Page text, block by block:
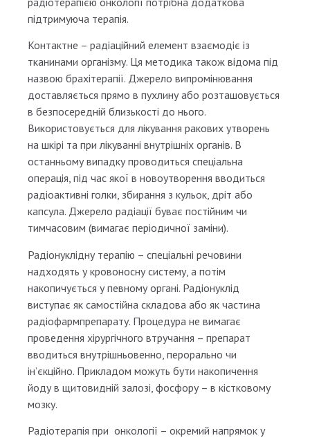
підтримуюча терапія.
Контактне – радіаційний елемент взаємодіє із
тканинами організму. Ця методика також відома під
назвою брахітерапії. Джерело випромінювання
доставляється прямо в пухлину або розташовується
в безпосередній близькості до нього.
Використовується для лікування ракових утворень
на шкірі та при лікуванні внутрішніх органів. В
останньому випадку проводиться спеціальна
операція, під час якої в новоутворення вводиться
радіоактивні голки, збирання з кульок, дріт або
капсула. Джерело радіації буває постійним чи
тимчасовим (вимагає періодичної заміни).
Радіонуклідну терапію – спеціальні речовини
надходять у кровоносну систему, а потім
накопичується у певному органі. Радіонуклід
виступає як самостійна складова або як частина
радіофармпрепарату. Процедура не вимагає
проведення хірургічного втручання – препарат
вводиться внутрішньовенно, перорально чи
ін’єкційно. Прикладом можуть бути накопичення
йоду в щитовидній залозі, фосфору – в кістковому
мозку.
Радіотерапія при онкології – окремий напрямок у